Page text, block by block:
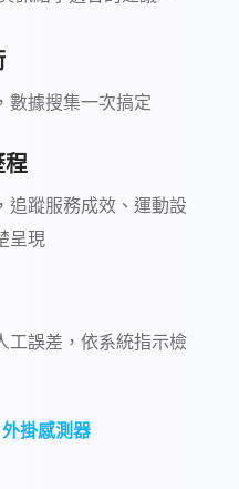
數據搜集一次搞定
程
追蹤服務成效、運動設
呈現
工誤差，依系統指示檢
外掛感測器